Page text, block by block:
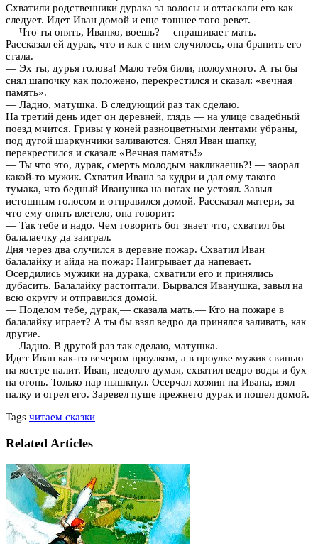
Схватили родственники дурака за волосы и оттаскали его как
следует. Идет Иван домой и еще тошнее того ревет.
— Что ты опять, Иванко, воешь?— спрашивает мать.
Рассказал ей дурак, что и как с ним случилось, она бранить его
стала.
— Эх ты, дурья голова! Мало тебя били, полоумного. А ты бы
снял шапочку как положено, перекрестился и сказал: «вечная
память».
— Ладно, матушка. В следующий раз так сделаю.
На третий день идет он деревней, глядь — на улице свадебный
поезд мчится. Гривы у коней разноцветными лентами убраны,
под дугой шаркунчики заливаются. Снял Иван шапку,
перекрестился и сказал: «Вечная память!»
— Ты что это, дурак, смерть молодым накликаешь?! — заорал
какой-то мужик. Схватил Ивана за кудри и дал ему такого
тумака, что бедный Иванушка на ногах не устоял. Завыл
истошным голосом и отправился домой. Рассказал матери, за
что ему опять влетело, она говорит:
— Так тебе и надо. Чем говорить бог знает что, схватил бы
балалаечку да заиграл.
Дня через два случился в деревне пожар. Схватил Иван
балалайку и айда на пожар: Наигрывает да напевает.
Осердились мужики на дурака, схватили его и принялись
дубасить. Балалайку растоптали. Вырвался Иванушка, завыл на
всю округу и отправился домой.
— Поделом тебе, дурак,— сказала мать.— Кто на пожаре в
балалайку играет? А ты бы взял ведро да принялся заливать, как
другие.
— Ладно. В другой раз так сделаю, матушка.
Идет Иван как-то вечером проулком, а в проулке мужик свинью
на костре палит. Иван, недолго думая, схватил ведро воды и бух
на огонь. Только пар пышкнул. Осерчал хозяин на Ивана, взял
палку и огрел его. Заревел пуще прежнего дурак и пошел домой.
Tags читаем сказки
Related Articles